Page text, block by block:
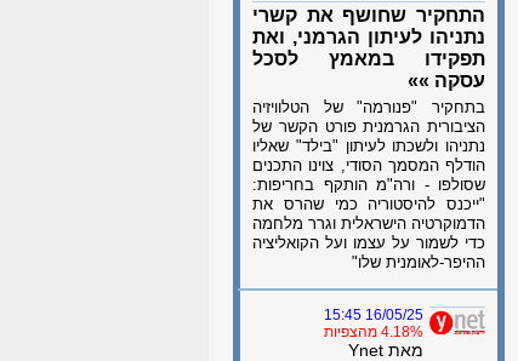
התחקיר שחושף את קשרי
נתניהו לעיתון הגרמני, ואת
תפקידו במאמץ לסכל
עסקה »»
בתחקיר "פנורמה" של הטלוויזיה
הציבורית הגרמנית פורט הקשר של
נתניהו ולשכתו לעיתון "בילד" שאליו
הודלף המסמך הסודי, צוינו התכנים
שסולפו - ורה"מ הותקף בחריפות:
"ייכנס להיסטוריה כמי שהרס את
הדמוקרטיה הישראלית וגרר מלחמה
כדי לשמור על עצמו ועל הקואליציה
ההיפר-לאומנית שלו"
16/05/25 15:45
4.18% מהצפיות
מאת Ynet